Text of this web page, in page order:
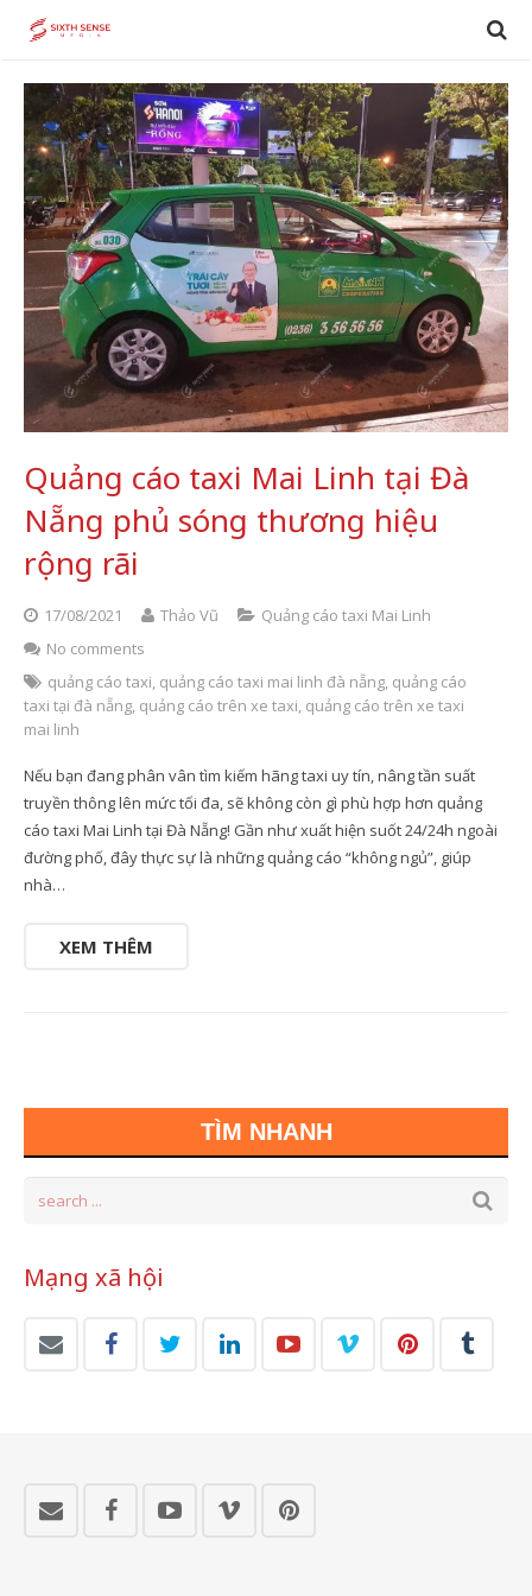
Quảng cáo taxi Mai Linh tại Đà
Nẵng phủ sóng thương hiệu
rộng rãi
17/08/2021 Thảo Vũ
Quảng cáo taxi Mai Linh
No comments
quảng cáo taxi, quảng cáo taxi mai linh đà nẵng, quảng cáo
taxi tại đà nẵng, quảng cáo trên xe taxi, quảng cáo trên xe taxi
mai linh
Nếu bạn đang phân vân tìm kiếm hãng taxi uy tín, nâng tần suất
truyền thông lên mức tối đa, sẽ không còn gì phù hợp hơn quảng
cáo taxi Mai Linh tại Đà Nẵng! Gần như xuất hiện suốt 24/24h ngoài
đường phố, đây thực sự là những quảng cáo “không ngủ”, giúp
nhà…
XEM THÊM
TÌM NHANH
Mạng xã hội